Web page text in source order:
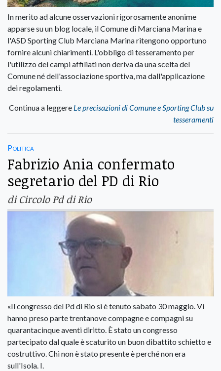
In merito ad alcune osservazioni rigorosamente anonime
apparse su un blog locale, il Comune di Marciana Marina e
l'ASD Sporting Club Marciana Marina ritengono opportuno
fornire alcuni chiarimenti. L'obbligo di tesseramento per
l'utilizzo dei campi affiliati non deriva da una scelta del
Comune né dell'associazione sportiva, ma dall'applicazione
dei regolamenti.
Continua a leggere Le precisazioni di Comune e Sporting Club su
tesseramenti
Politica
Fabrizio Ania confermato
segretario del PD di Rio
di Circolo Pd di Rio
«Il congresso del Pd di Rio si è tenuto sabato 30 maggio. Vi
hanno preso parte trentanove compagne e compagni su
quarantacinque aventi diritto. È stato un congresso
partecipato dal quale è scaturito un buon dibattito schietto e
costruttivo. Chi non è stato presente è perché non era
sull'Isola. I.